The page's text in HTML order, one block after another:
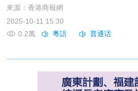
來源：香港商報網
2025-10-11 15:30
0.2萬